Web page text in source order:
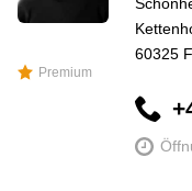
Premium
60325